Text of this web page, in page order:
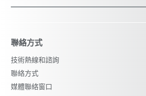
聯絡方式
技術熱線和諮詢
聯絡方式
媒體聯絡窗口